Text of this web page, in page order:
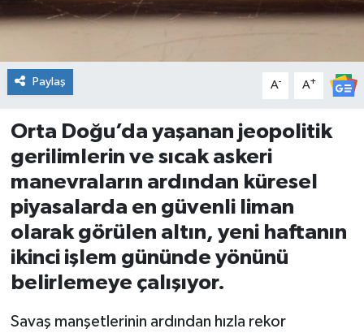
Paylaş A- A+
Orta Doğu’da yaşanan jeopolitik
gerilimlerin ve sıcak askeri
manevraların ardından küresel
piyasalarda en güvenli liman
olarak görülen altın, yeni haftanın
ikinci işlem gününde yönünü
belirlemeye çalışıyor.
Savaş manşetlerinin ardından hızla rekor
Erdek
Gönen
Havran
İvrindi
KENT GÜNDEMİ
Kepsut